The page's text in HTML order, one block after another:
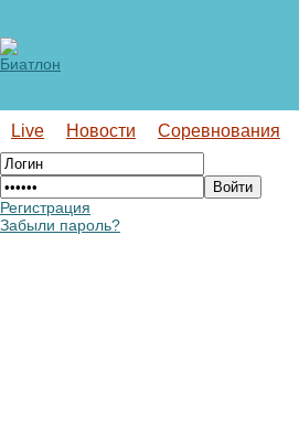
Live Новости Соревнования
Регистрация
Забыли пароль?